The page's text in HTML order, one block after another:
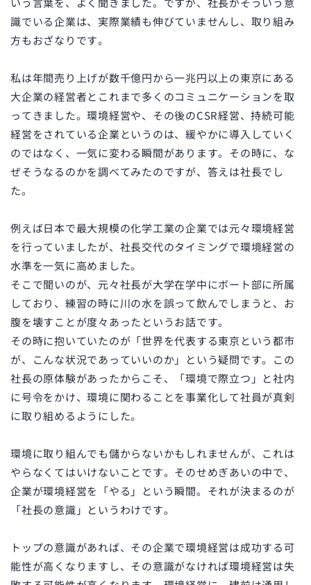
識でいる企業は、実際業績も伸びていませんし、取り組み
方もおざなりです。
私は年間売り上げが数千億円から一兆円以上の東京にある
大企業の経営者とこれまで多くのコミュニケーションを取
ってきました。環境経営や、その後のCSR経営、持続可能
経営をされている企業というのは、緩やかに導入していく
のではなく、一気に変わる瞬間があります。その時に、な
ぜそうなるのかを調べてみたのですが、答えは社長でし
た。
例えば日本で最大規模の化学工業の企業では元々環境経営
を行っていましたが、社長交代のタイミングで環境経営の
水準を一気に高めました。
そこで聞いのが、元々社長が大学在学中にボート部に所属
しており、練習の時に川の水を誤って飲んでしまうと、お
腹を壊すことが度々あったというお話です。
その時に抱いていたのが「世界を代表する東京という都市
が、こんな状況であっていいのか」という疑問です。この
社長の原体験があったからこそ、「環境で際立つ」と社内
に号令をかけ、環境に関わることを事業化して社員が真剣
に取り組めるようにした。
環境に取り組んでも儲からないかもしれませんが、これは
やらなくてはいけないことです。そのせめぎあいの中で、
企業が環境経営を「やる」という瞬間。それが決まるのが
「社長の意識」というわけです。
トップの意識があれば、その企業で環境経営は成功する可
能性が高くなりますし、その意識がなければ環境経営は失